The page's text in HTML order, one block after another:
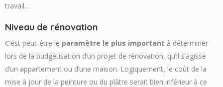
travail…
Niveau de rénovation
C’est peut-être le paramètre le plus important à déterminer
lors de la budgétisation d’un projet de rénovation, qu’il s’agisse
d’un appartement ou d’une maison. Logiquement, le coût de la
mise à jour de la peinture ou du plâtre serait bien inférieur à ce